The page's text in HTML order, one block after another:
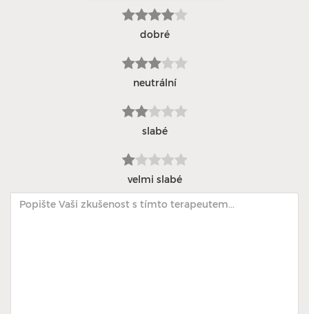
dobré
neutrální
slabé
velmi slabé